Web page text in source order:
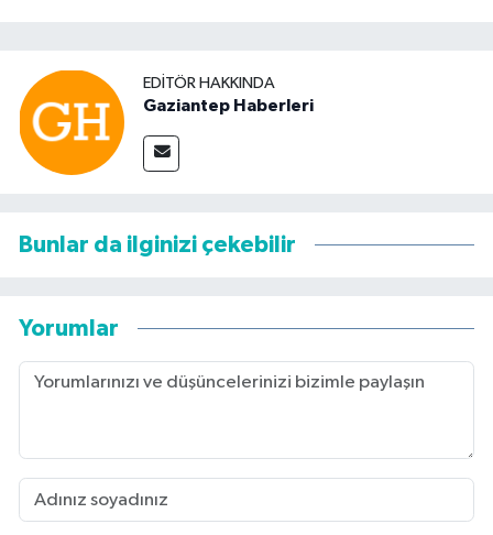
EDITÖR HAKKINDA
Gaziantep Haberleri
Bunlar da ilginizi çekebilir
Yorumlar